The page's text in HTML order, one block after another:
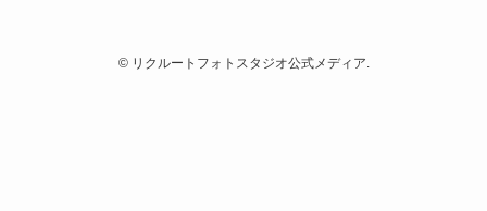
©リクルートフォトスタジオ公式メディア.